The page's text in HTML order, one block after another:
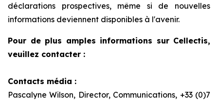
déclarations prospectives, même si de nouvelles
informations deviennent disponibles à l'avenir.
Pour de plus amples informations sur Cellectis,
veuillez contacter :
Contacts média :
Pascalyne Wilson, Director, Communications, +33 (0)7